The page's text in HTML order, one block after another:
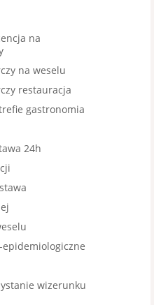
na
na weselu
restauracja
gastronomia
24h
wizerunku